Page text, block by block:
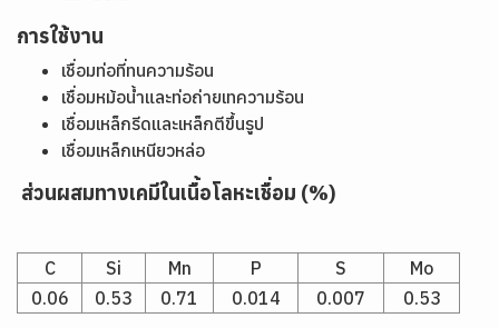
การใช้งาน
เชื่อมท่อที่ทนความร้อน
เชื่อมหม้อน้ำและท่อถ่ายเทความร้อน
เชื่อมเหล็กรีดและเหล็กตีขึ้นรูป
เชื่อมเหล็กเหนียวหล่อ
ส่วนผสมทางเคมีในเนื้อโลหะเชื่อม (%)
C Si Mn P S
Mo
0.06
0.53 0.71 0.014 0.007 0.53